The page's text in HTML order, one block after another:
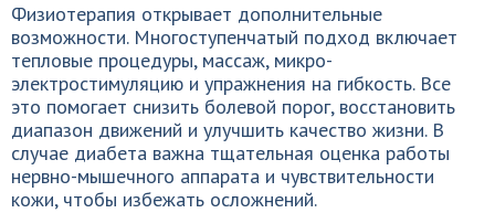
Физиотерапия открывает дополнительные
возможности. Многоступенчатый подход включает
тепловые процедуры, массаж, микро-
электростимуляцию и упражнения на гибкость. Все
это помогает снизить болевой порог, восстановить
диапазон движений и улучшить качество жизни. В
случае диабета важна тщательная оценка работы
нервно-мышечного аппарата и чувствительности
кожи, чтобы избежать осложнений.